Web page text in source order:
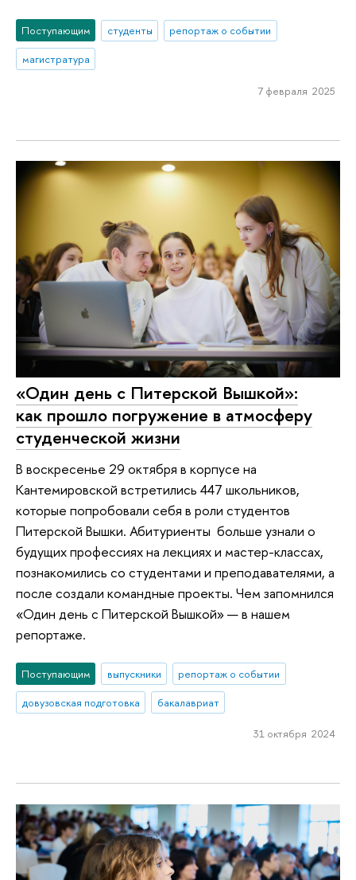
Поступающим студенты
репортаж о событии
магистратура
7 февраля 2025
«Один день с Питерской Вышкой»:
как прошло погружение в атмосферу
студенческой жизни
В воскресенье 29 октября в корпусе на
Кантемировской встретились 447 школьников,
которые попробовали себя в роли студентов
Питерской Вышки. Абитуриенты больше узнали о
будущих профессиях на лекциях и мастер-классах,
познакомились со студентами и преподавателями, а
после создали командные проекты. Чем запомнился
«Один день с Питерской Вышкой» — в нашем
репортаже.
Поступающим выпускники
репортаж о событии
довузовская подготовка
бакалавриат
31 октября 2024